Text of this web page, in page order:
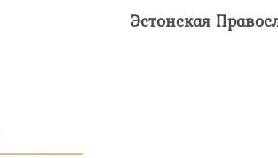
Эстонская